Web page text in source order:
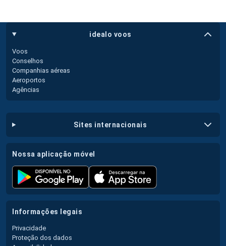
idealo voos
Voos
Conselhos
Companhias aéreas
Aeroportos
Agências
sites internacionais
nossa aplicação móvel
informações legais
Privacidade
Proteção dos dados